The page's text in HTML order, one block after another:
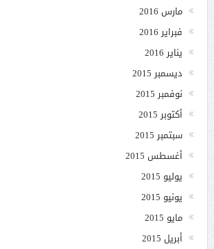
مارس 2016
فبراير 2016
يناير 2016
ديسمبر 2015
نوفمبر 2015
أكتوبر 2015
سبتمبر 2015
أغسطس 2015
يوليو 2015
يونيو 2015
مايو 2015
أبريل 2015